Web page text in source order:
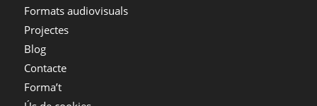
Formats audiovisuals
Projectes
Blog
Contacte
Forma’t